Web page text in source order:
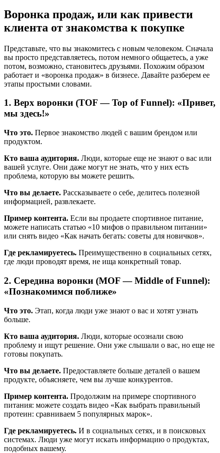
Воронка продаж, или как привести
клиента от знакомства к покупке
Представьте, что вы знакомитесь с новым человеком. Сначала
вы просто представляетесь, потом немного общаетесь, а уже
потом, возможно, становитесь друзьями. Похожим образом
работает и «воронка продаж» в бизнесе. Давайте разберем ее
этапы простыми словами.
1. Верх воронки (TOF — Top of Funnel): «Привет,
мы здесь!»
Что это. Первое знакомство людей с вашим брендом или
продуктом.
Кто ваша аудитория. Люди, которые еще не знают о вас или
вашей услуге. Они даже могут не знать, что у них есть
проблема, которую вы можете решить.
Что вы делаете. Рассказываете о себе, делитесь полезной
информацией, развлекаете.
Пример контента. Если вы продаете спортивное питание,
можете написать статью «10 мифов о правильном питании»
или снять видео «Как начать бегать: советы для новичков».
Где рекламируетесь. Преимущественно в социальных сетях,
где люди проводят время, не ища конкретный товар.
2. Середина воронки (MOF — Middle of Funnel):
«Познакомимся поближе»
Что это. Этап, когда люди уже знают о вас и хотят узнать
больше.
Кто ваша аудитория. Люди, которые осознали свою
проблему и ищут решение. Они уже слышали о вас, но еще не
готовы покупать.
Что вы делаете. Предоставляете больше деталей о вашем
продукте, объясняете, чем вы лучше конкурентов.
Пример контента. Продолжим на примере спортивного
питания: можете создать видео «Как выбрать правильный
протеин: сравниваем 5 популярных марок».
Где рекламируетесь. И в социальных сетях, и в поисковых
системах. Люди уже могут искать информацию о продуктах,
подобных вашему.